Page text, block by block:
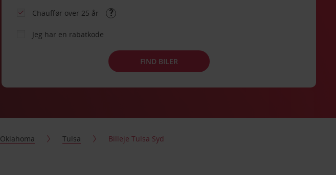
Chauffør over 25 år
Jeg har en rabatkode
FIND BILER
Oklahoma Tulsa Billeje Tulsa Syd